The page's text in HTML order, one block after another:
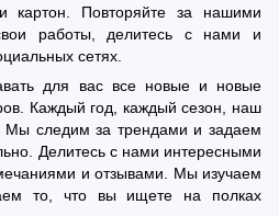
картон. Повторяйте за нашими
работы, делитесь с нами и
сетях.
для вас все новые и новые
Каждый год, каждый сезон, наш
Мы следим за трендами и задаем
Делитесь с нами интересными
и отзывами. Мы изучаем
то, что вы ищете на полках